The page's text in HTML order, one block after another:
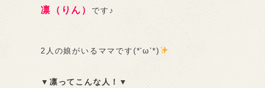
凛（りん） です♪
2人の娘がいるママです(*'ω'*)
▼凛ってこんな人！▼